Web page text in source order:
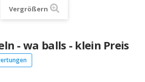
Vergrößern
- wa balls - klein Preis